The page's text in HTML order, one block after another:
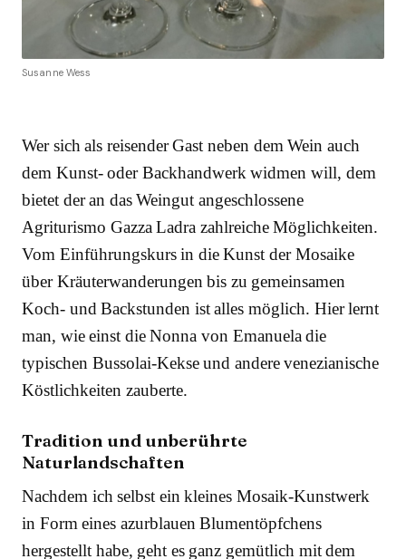
Susanne Wess
Wer sich als reisender Gast neben dem Wein auch
dem Kunst- oder Backhandwerk widmen will, dem
bietet der an das Weingut angeschlossene
Agriturismo Gazza Ladra zahlreiche Möglichkeiten.
Vom Einführungskurs in die Kunst der Mosaike
über Kräuterwanderungen bis zu gemeinsamen
Koch- und Backstunden ist alles möglich. Hier lernt
man, wie einst die Nonna von Emanuela die
typischen Bussolai-Kekse und andere venezianische
Köstlichkeiten zauberte.
Tradition und unberührte
Naturlandschaften
Nachdem ich selbst ein kleines Mosaik-Kunstwerk
in Form eines azurblauen Blumentöpfchens
hergestellt habe, geht es ganz gemütlich mit dem